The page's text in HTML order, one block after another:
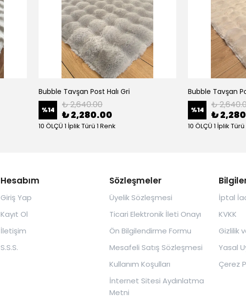
Bubble Tavşan Post Halı Gri
%14 ₺ 2,640.00
₺ 2,280.00
10 ÖLÇÜ 1 İplik Türü 1 Renk
Bubble Tavşan
%14 ₺
₺
10 ÖLÇÜ 1 İplik Türü
Hesabım
Giriş Yap
Kayıt Ol
İletişim
S.S.S.
Sözleşmeler
Üyelik Sözleşmesi
Ticari Elektronik İleti Onayı
Ön Bilgilendirme Formu
Mesafeli Satış Sözleşmesi
Kullanım Koşulları
İnternet Sitesi Aydınlatma
Metni
İptal
KVKK
Gizlilik
Yasal
Çerez